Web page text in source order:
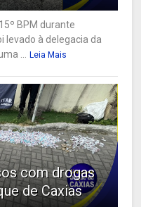
BPM durante
levado à delegacia da
...
Leia Mais
com drogas
de Caxias